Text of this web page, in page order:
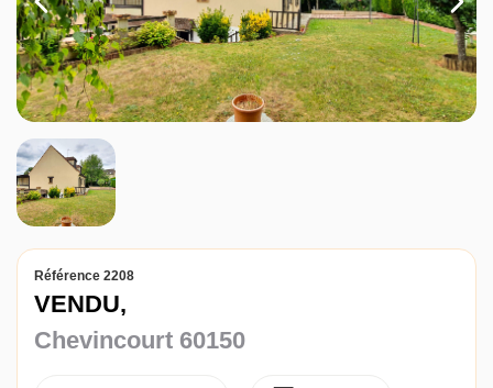
Contact
Référence 2208
VENDU,
Chevincourt 60150